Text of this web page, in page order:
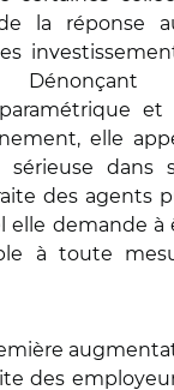
la réponse
Dénonçant
elle
dans
des agents
elle demande à
à toute
des